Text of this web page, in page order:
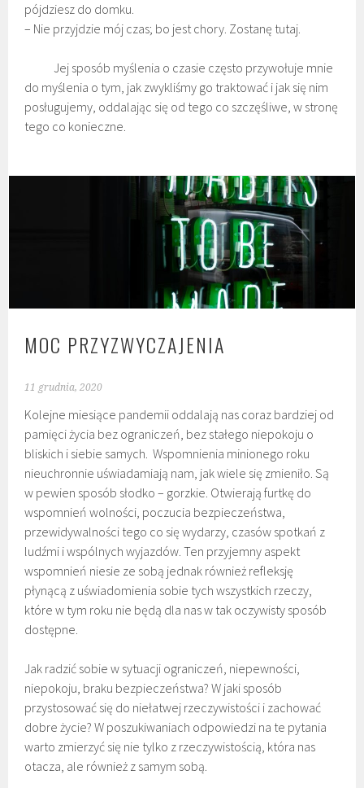
pójdziesz do domku.
– Nie przyjdzie mój czas; bo jest chory. Zostanę tutaj.
Jej sposób myślenia o czasie często przywołuje mnie
do myślenia o tym, jak zwykliśmy go traktować i jak się nim
posługujemy, oddalając się od tego co szczęśliwe, w stronę
tego co konieczne.
MOC PRZYZWYCZAJENIA
11 grudnia, 2020
Kolejne miesiące pandemii oddalają nas coraz bardziej od
pamięci życia bez ograniczeń, bez stałego niepokoju o
bliskich i siebie samych. Wspomnienia minionego roku
nieuchronnie uświadamiają nam, jak wiele się zmieniło. Są
w pewien sposób słodko – gorzkie. Otwierają furtkę do
wspomnień wolności, poczucia bezpieczeństwa,
przewidywalności tego co się wydarzy, czasów spotkań z
ludźmi i wspólnych wyjazdów. Ten przyjemny aspekt
wspomnień niesie ze sobą jednak również refleksję
płynącą z uświadomienia sobie tych wszystkich rzeczy,
które w tym roku nie będą dla nas w tak oczywisty sposób
dostępne.
Jak radzić sobie w sytuacji ograniczeń, niepewności,
niepokoju, braku bezpieczeństwa? W jaki sposób
przystosować się do niełatwej rzeczywistości i zachować
dobre życie? W poszukiwaniach odpowiedzi na te pytania
warto zmierzyć się nie tylko z rzeczywistością, która nas
otacza, ale również z samym sobą.